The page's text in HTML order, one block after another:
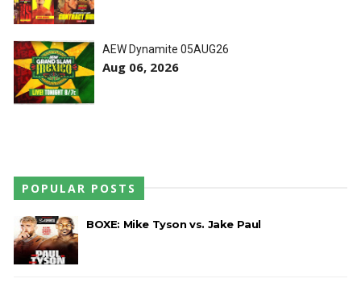
AEW Dynamite 05AUG26
Aug 06, 2026
POPULAR POSTS
BOXE: Mike Tyson vs. Jake Paul